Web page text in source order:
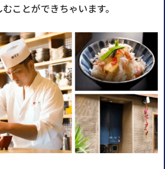
ことができちゃいます。